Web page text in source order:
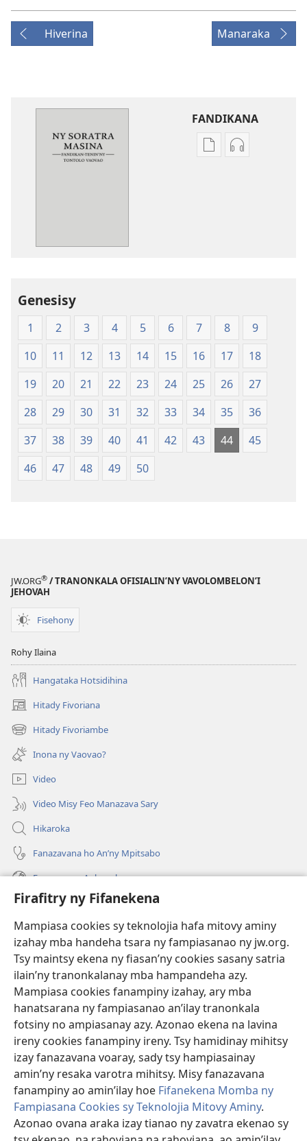
Firafitry ny Fifanekena
Mampiasa cookies sy teknolojia hafa mitovy aminy
izahay mba handeha tsara ny fampiasanao ny jw.org.
Tsy maintsy ekena ny fiasan’ny cookies sasany satria
ilain’ny tranonkalanay mba hampandeha azy.
Mampiasa cookies fanampiny izahay, ary mba
hanatsarana ny fampiasanao an’ilay tranonkala
fotsiny no ampiasanay azy. Azonao ekena na lavina
ireny cookies fanampiny ireny. Tsy hamidinay mihitsy
izay fanazavana voaray, sady tsy hampiasainay
amin’ny resaka varotra mihitsy. Misy fanazavana
fanampiny ao amin’ilay hoe Fifanekena Momba ny
Fampiasana Cookies sy Teknolojia Mitovy Aminy.
Azonao ovana araka izay tianao ny zavatra ekenao sy
Hiverina Manaraka
FANDIKANA
Fandikana
(2008)
Fandikana
Vaovao
(2008)
Genesisy
1 2 3 4 5 6 7 8
9
10
11 12 13 14 15 16 17
18
19
20 21 22 23 24 25 26
27
28
29 30 31 32 33 34 35
36
37
38 39 40 41 42 43 44
45
46
47 48 49 50
JW.ORG® / TRANONKALA OFISIALIN’NY VAVOLOMBELON’I
JEHOVAH
Fisehony
Rohy Ilaina
Hangataka Hotsidihina
Hitady Fivoriana
(manokatra
rohy) Hitady Fivoriambe
(manokatra
rohy) Inona ny Vaovao?
Video
Video Misy Feo Manazava Sary
Hikaroka
Fanazavana ho An’ny Mpitsabo
Fanazavana Ankapobeny
Fanampiana
Fanomezana
(manokatra
rohy)
FITEHIRIZAM-BOKIN’NY Vavolombelon’i Jehovah
(manokatra
rohy)
JW Hub
(manokatra
rohy)
JW Library
Watchtower Library ®
Copyright© 2026 Watch Tower Bible and Tract Society of Pennsylvania.